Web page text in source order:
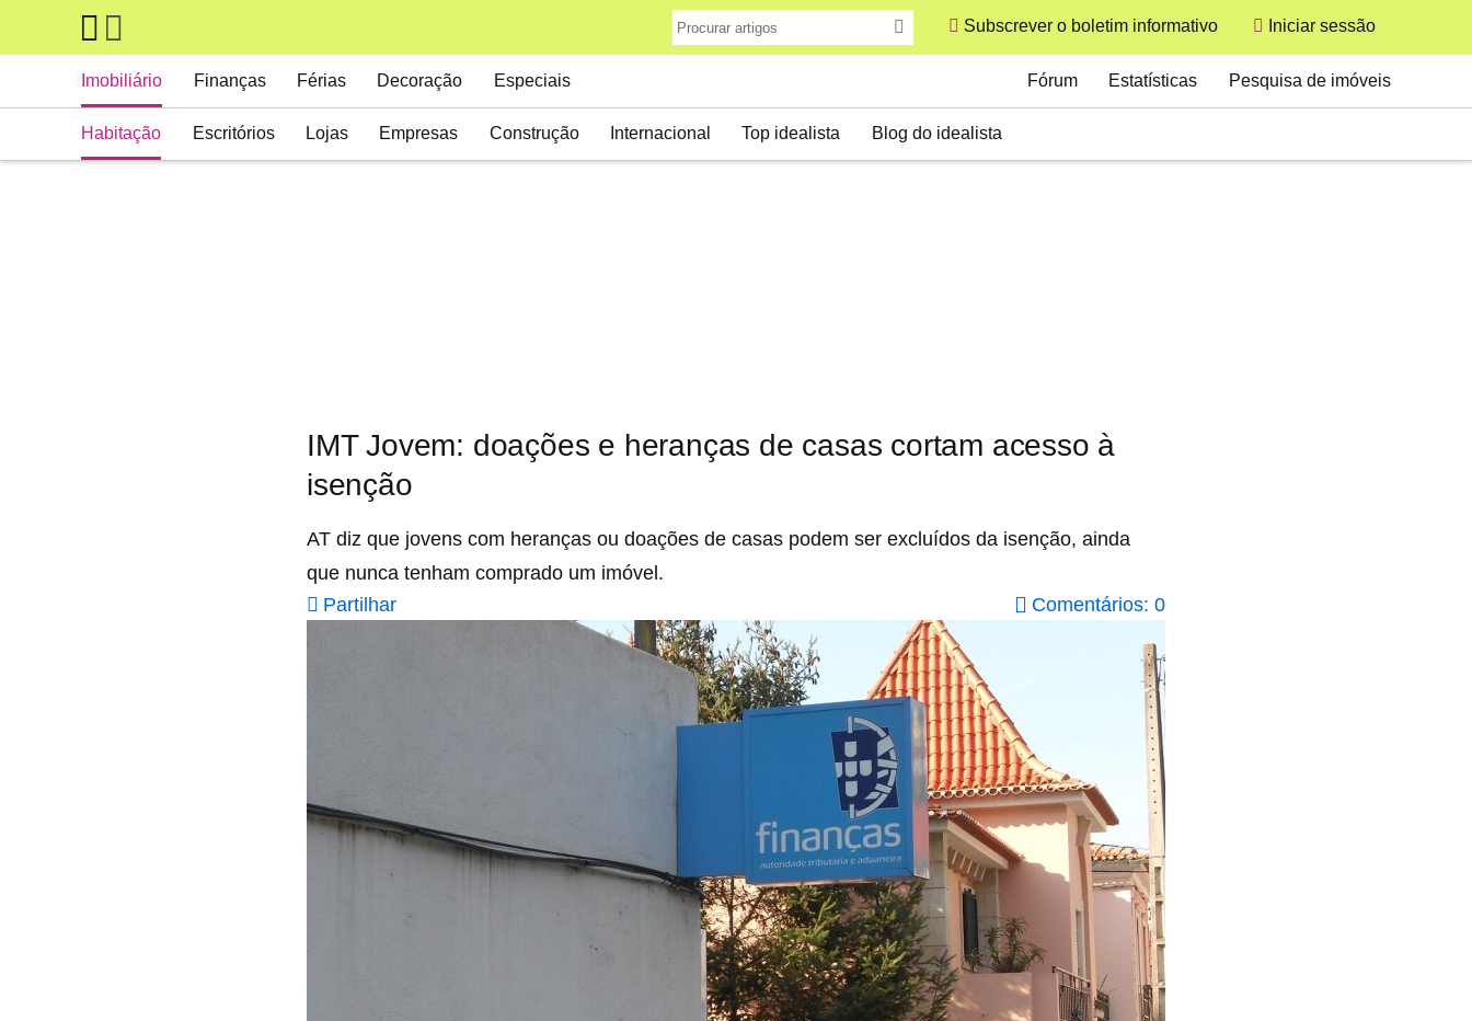
Skip to main content
Subscrever o boletim informativo
User
Iniciar sessão
Main navigation
Imobiliário
Habitação Escritórios Lojas Empresas Construção Internacional Top idealista Blog do idealista
Finanças Férias Decoração Especiais
Secondary
Fórum Estatísticas Pesquisa de imóveis
IMT Jovem: doações e heranças de casas cortam acesso à
isenção
AT diz que jovens com heranças ou doações de casas podem ser excluídos da isenção, ainda
que nunca tenham comprado um imóvel.
Partilhar
Comentários: 0